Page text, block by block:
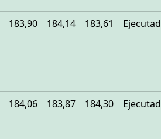
183,90 184,14 183,61 Ejecutado
184,06 183,87 184,30 Ejecutado